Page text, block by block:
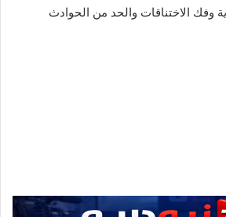
وفك الاختناقات والحد من الحوادث